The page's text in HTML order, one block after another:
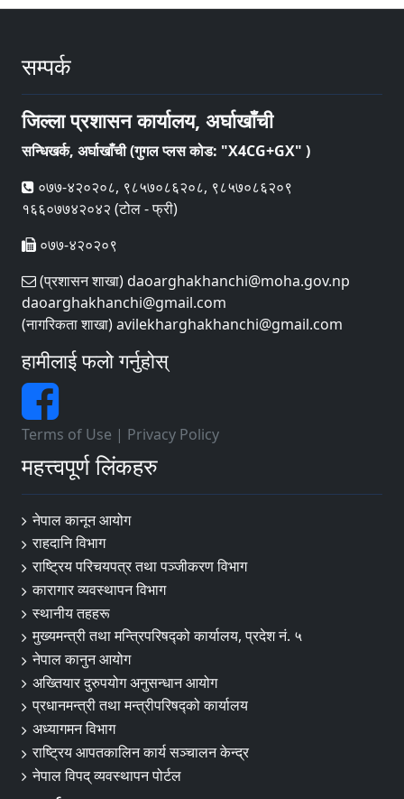
सम्पर्क
जिल्ला प्रशासन कार्यालय, अर्घाखाँची
सन्धिखर्क, अर्घाखाँची (गुगल प्लस कोड: "X4CG+GX" )
०७७-४२०२०८, ९८५७०८६२०८, ९८५७०८६२०९
१६६०७७४२०४२ (टोल - फ्री)
०७७-४२०२०९
(प्रशासन शाखा) daoarghakhanchi@moha.gov.np
daoarghakhanchi@gmail.com
(नागरिकता शाखा) avilekharghakhanchi@gmail.com
हामीलाई फलो गर्नुहोस्
Terms of Use | Privacy Policy
महत्त्वपूर्ण लिंकहरु
नेपाल कानून आयोग
राहदानि विभाग
राष्ट्रिय परिचयपत्र तथा पञ्जीकरण विभाग
कारागार व्यवस्थापन विभाग
स्थानीय तहहरू
मुख्यमन्त्री तथा मन्त्रिपरिषद्को कार्यालय, प्रदेश नं. ५
नेपाल कानुन आयोग
अख्तियार दुरुपयोग अनुसन्धान आयोग
प्रधानमन्त्री तथा मन्त्रीपरिषद्को कार्यालय
अध्यागमन विभाग
राष्ट्रिय आपतकालिन कार्य सञ्चालन केन्द्र
नेपाल विपद् व्यवस्थापन पोर्टल